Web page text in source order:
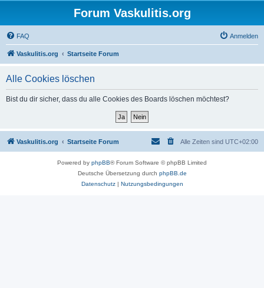
Forum Vaskulitis.org
FAQ Anmelden
Vaskulitis.org Startseite Forum
Alle Cookies löschen
Bist du dir sicher, dass du alle Cookies des Boards löschen möchtest?
Vaskulitis.org Startseite Forum Alle Zeiten sind UTC+02:00
Powered by phpBB® Forum Software © phpBB Limited
Deutsche Übersetzung durch phpBB.de
Datenschutz| Nutzungsbedingungen